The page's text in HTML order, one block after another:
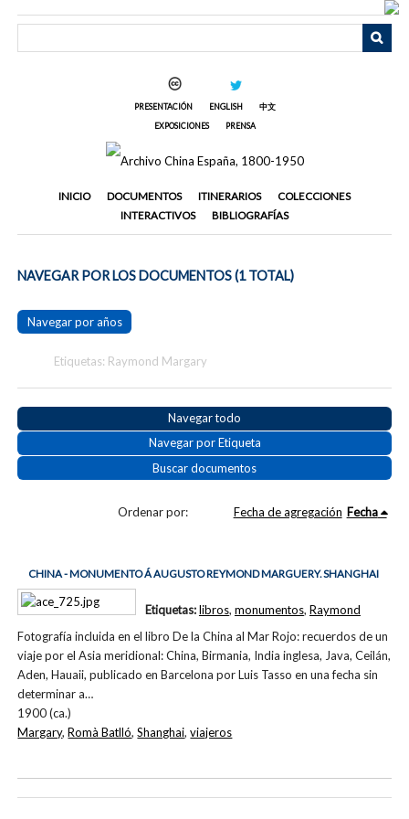
PRESENTACIÓN ENGLISH
中文
EXPOSICIONES
PRENSA
INICIO DOCUMENTOS ITINERARIOS
COLECCIONES
INTERACTIVOS
BIBLIOGRAFÍAS
NAVEGAR POR LOS DOCUMENTOS (1 TOTAL)
Navegar por años
Etiquetas: Raymond Margary
Navegar todo
Navegar por Etiqueta
Buscar documentos
Ordenar por: Fecha de agregación Fecha
CHINA - MONUMENTO Á AUGUSTO REYMOND MARGUERY. SHANGHAI
Fotografía incluida en el libro De la China al Mar Rojo: recuerdos de un
viaje por el Asia meridional: China, Birmania, India inglesa, Java, Ceilán,
Aden, Hauaii, publicado en Barcelona por Luis Tasso en una fecha sin
determinar a…
1900 (ca.)
Etiquetas:libros, monumentos, Raymond
Margary,Romà Batlló,Shanghai,viajeros